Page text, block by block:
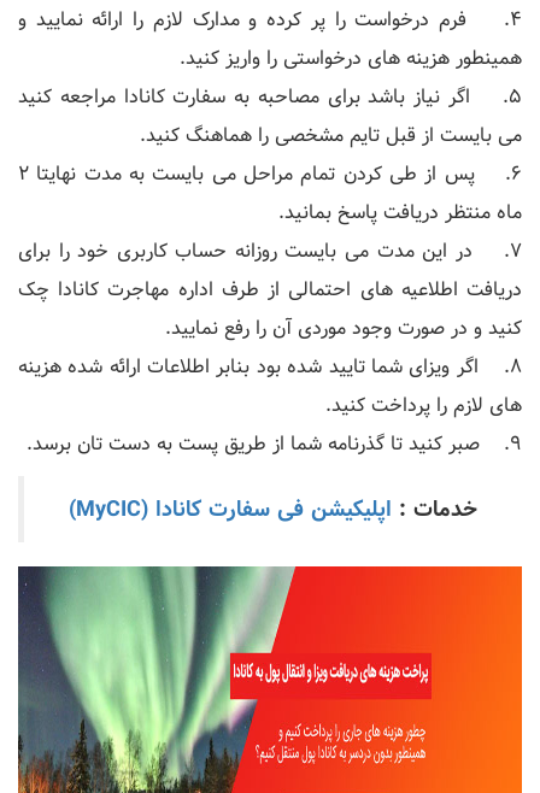
4. فرم درخواست را پر کرده و مدارک لازم را ارائه نمایید و
همینطور هزینه های درخواستی را واریز کنید.
5. اگر نیاز باشد برای مصاحبه به سفارت کانادا مراجعه کنید
می بایست از قبل تایم مشخصی را هماهنگ کنید.
6. پس از طی کردن تمام مراحل می بایست به مدت نهایتا 2
ماه منتظر دریافت پاسخ بمانید.
7. در این مدت می بایست روزانه حساب کاربری خود را برای
دریافت اطلاعیه های احتمالی از طرف اداره مهاجرت کانادا چک
کنید و در صورت وجود موردی آن را رفع نمایید.
8. اگر ویزای شما تایید شده بود بنابر اطلاعات ارائه شده هزینه
های لازم را پرداخت کنید.
9. صبر کنید تا گذرنامه شما از طریق پست به دست تان برسد.
خدمات : اپلیکیشن فی سفارت کانادا (MyCIC)